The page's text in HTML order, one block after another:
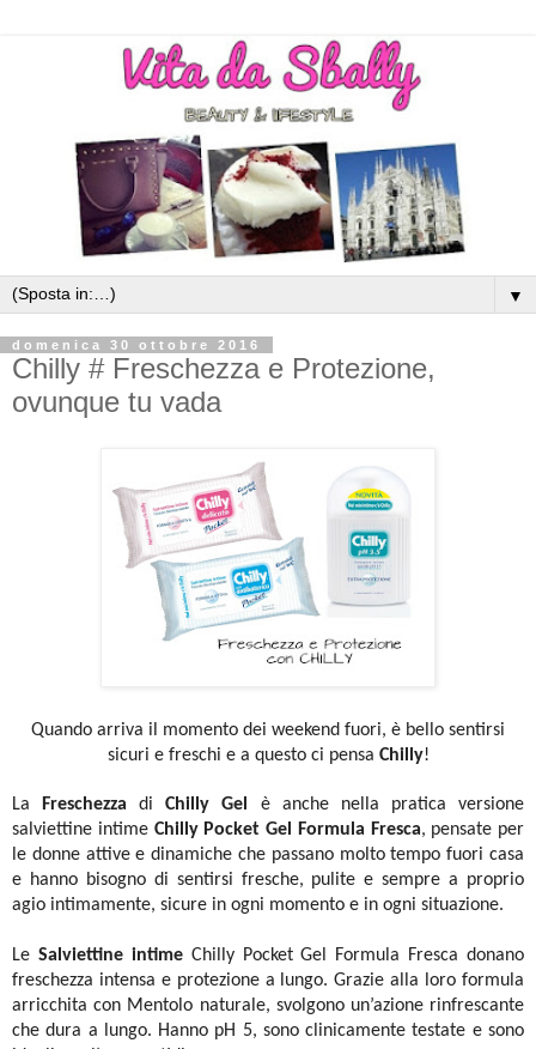
▼
domenica 30 ottobre 2016
Chilly # Freschezza e Protezione,
ovunque tu vada
Quando arriva il momento dei weekend fuori, è bello sentirsi
sicuri e freschi e a questo ci pensa Chilly!
La FreschezzadiChilly Gel
è anche nella pratica versione
salviettine intime Chilly Pocket Gel Formula Fresca, pensate per
le donne attive e dinamiche che passano molto tempo fuori casa
e hanno bisogno di sentirsi fresche, pulite e sempre a proprio
agio intimamente, sicure in ogni momento e in ogni situazione.
Le Salviettine intime Chilly Pocket Gel Formula Fresca donano
freschezza intensa e protezione a lungo. Grazie alla loro formula
arricchita con Mentolo naturale, svolgono un’azione rinfrescante
che dura a lungo. Hanno pH 5, sono clinicamente testate e sono